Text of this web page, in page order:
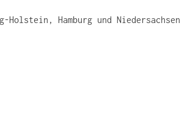
Hamburg und Niedersachsen